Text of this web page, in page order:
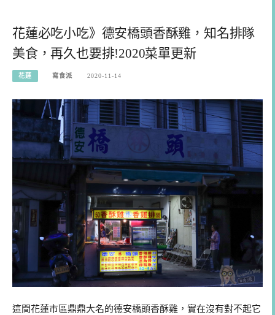
花蓮必吃小吃》德安橋頭香酥雞，知名排隊
美食，再久也要排!2020菜單更新
花蓮 寫食派 2020-11-14
這間花蓮市區鼎鼎大名的德安橋頭香酥雞，實在沒有對不起它